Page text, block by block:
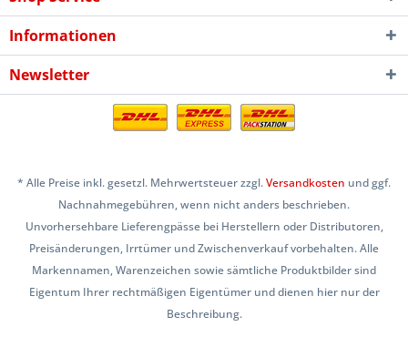
Informationen
Newsletter
* Alle Preise inkl. gesetzl. Mehrwertsteuer zzgl.Versandkosten und ggf.
Nachnahmegebühren, wenn nicht anders beschrieben.
Unvorhersehbare Lieferengpässe bei Herstellern oder Distributoren,
Preisänderungen, Irrtümer und Zwischenverkauf vorbehalten. Alle
Markennamen, Warenzeichen sowie sämtliche Produktbilder sind
Eigentum Ihrer rechtmäßigen Eigentümer und dienen hier nur der
Beschreibung.